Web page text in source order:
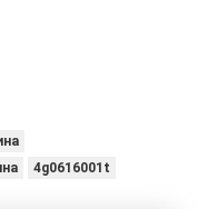
4g0616001t